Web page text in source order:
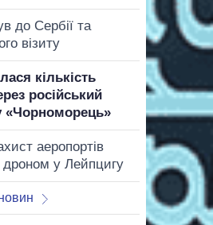
до Сербії та
візиту
кількість
російський
«Чорноморець»
аеропортів
дроном у Лейпцигу